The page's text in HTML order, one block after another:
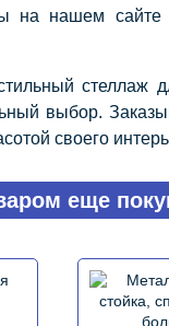
на нашем сайте
стеллаж
выбор.
своего
еще